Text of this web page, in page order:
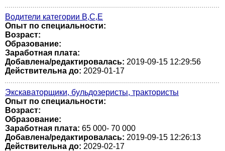
Водители категории В,С,Е
Опыт по специальности:
Возраст:
Образование:
Заработная плата:
Добавлена/редактировалась: 2019-09-15 12:29:56
Действительна до: 2029-01-17
Экскаваторщики, бульдозеристы, трактористы
Опыт по специальности:
Возраст:
Образование:
Заработная плата: 65 000- 70 000
Добавлена/редактировалась: 2019-09-15 12:26:13
Действительна до: 2029-02-17